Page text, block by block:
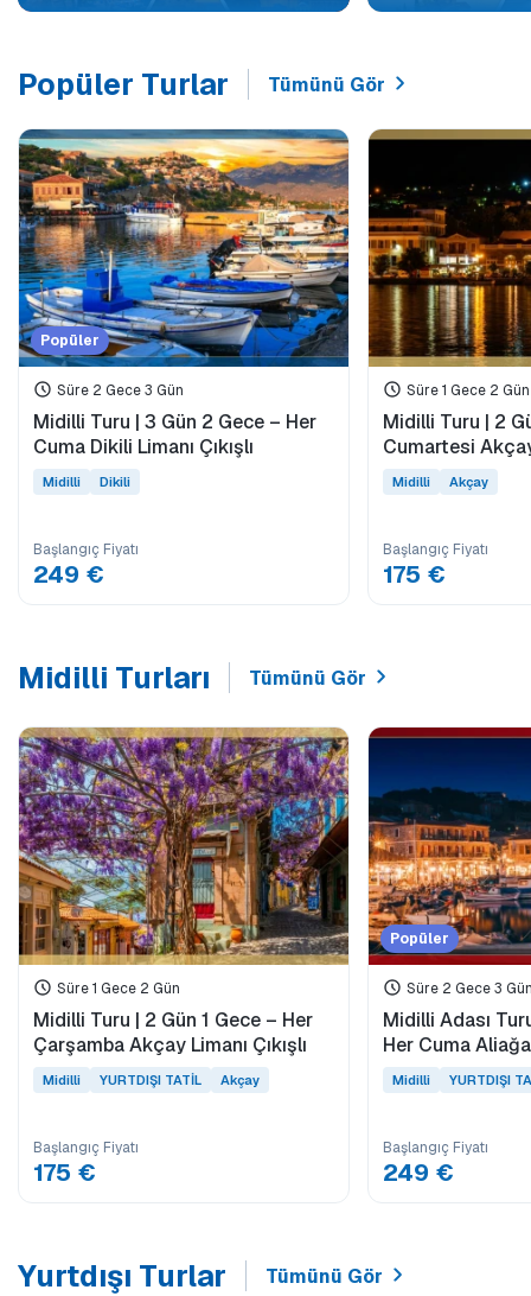
Popüler Turlar Tümünü Gör
Popüler
Süre 2 Gece 3 Gün
Midilli Turu | 3 Gün 2 Gece – Her
Cuma Dikili Limanı Çıkışlı
Midilli Dikili
Başlangıç Fiyatı
249 €
Süre 1 Gece 2 Gün
Midilli Turu | 2
Cumartesi Akçay
Midilli Akçay
Başlangıç Fiyatı
175 €
Midilli Turları Tümünü Gör
Süre 1 Gece 2 Gün
Midilli Turu | 2 Gün 1 Gece – Her
Çarşamba Akçay Limanı Çıkışlı
Midilli YURTDIŞI TATİL Akçay
Başlangıç Fiyatı
175 €
Popüler
Süre 2 Gece 3
Midilli Adası
Her
Midilli YURTDIŞI
Başlangıç Fiyatı
249 €
Yurtdışı Turlar Tümünü Gör